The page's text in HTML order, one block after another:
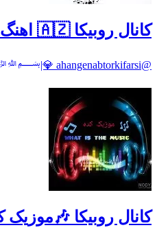
کانال روبیکا 🇦🇿 اهنگ های ناب ترکی فارسی🇦🇿
@ahangenabtorkifarsi 💎|﷽|💎 ‌ ↬↬↬↬↬ ⚠️تنها(چنل رسمی) 💯🌟کلیپ اهنگ ناب 🌟💯 # کلیپ موزیک ناب 🍺 #لف نده بزن روبیصدا @ahangenabtorkifarsi
کانال روبیکا